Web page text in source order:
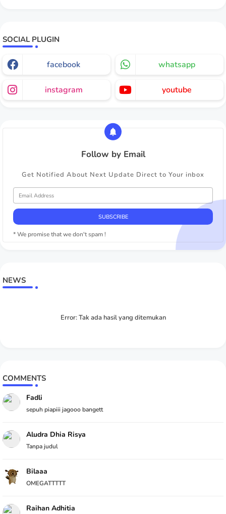
SOCIAL PLUGIN
facebook whatsapp
instagram youtube
Follow by Email
Get Notified About Next Update Direct to Your inbox
* We promise that we don't spam !
NEWS
Error:Tak ada hasil yang ditemukan
COMMENTS
Fadli
sepuh piapiii jagooo bangett
Aludra Dhia Risya
Tanpa judul
Bilaaa
OMEGATTTTT
Raihan Adhitia